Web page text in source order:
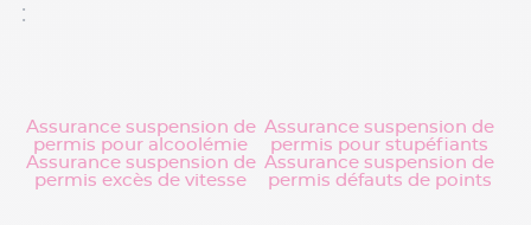
:
Assurance suspension de
permis pour alcoolémie
Assurance suspension de
permis pour stupéfiants
Assurance suspension de
permis excès de vitesse
Assurance suspension de
permis défauts de points